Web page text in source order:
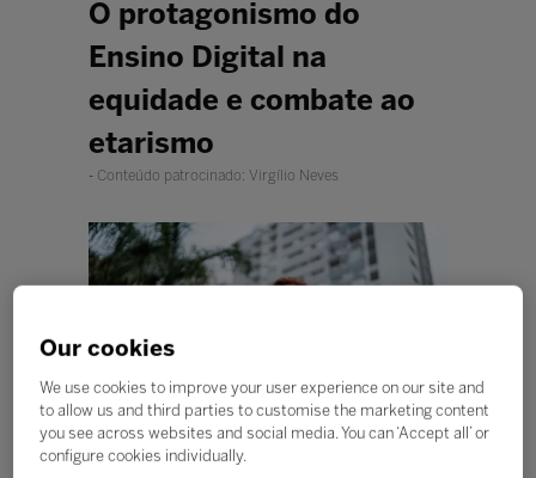
O protagonismo do
Ensino Digital na
equidade e combate ao
etarismo
Conteúdo patrocinado: Virgílio Neves
Our cookies
We use cookies to improve your user experience on our site and
to allow us and third parties to customise the marketing content
you see across websites and social media. You can ‘Accept all’ or
configure cookies individually.